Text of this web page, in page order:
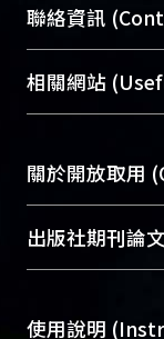
臺大位居世界
展現本校豐碩
機構典藏（
台，成為臺大
成果。
To
profiles and
services of
聯絡資訊
總館學科館員
醫學圖書館學
Sciences
相關網站
關於開放取用
開放取用是從
動，應用在學
用逐年攀升。
出版社期刊論
含部分內容
使用說明